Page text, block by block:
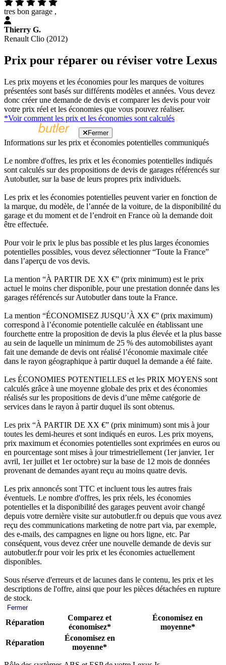
tres bon garage ,
Thierry G.
Renault Clio (2012)
Prix pour réparer ou réviser votre Lexus
Les prix moyens et les économies pour les marques de voitures
présentées sont basés sur différents modèles et années. Vous devez
donc créer une demande de devis et comparer les devis pour voir
votre prix réel et les économies que vous pouvez réaliser.
*Voir comment les prix et les économies sont calculés
Fermer
Informations sur les prix et économies potentielles communiqués
Le nombre d'offres, les prix et les économies potentielles indiqués
sont calculés sur des propositions de devis de garages référencés sur
Autobutler, sur la base de leurs propres prix individuels.
Les prix et les économies potentielles peuvent varier en fonction de
la marque, du modèle, de l’année de la voiture, de la disponibilité du
garage et du moment et de l’endroit en France où la demande doit
être effectuée.
Pour voir le prix le plus bas possible et les plus larges économies
potentielles possibles, vous devez sélectionner “Toute la France”
dans l’aperçu de vos devis.
La mention “À PARTIR DE XX €” (prix minimum) est le prix
actuel le moins cher disponible, pour une prestation donnée dans les
garages référencés sur Autobutler dans toute la France.
La mention “ÉCONOMISEZ JUSQU’À XX €” (prix maximum)
correspond à l’économie potentielle calculée en établissant une
fourchette entre la proposition de devis la plus élevée et la plus basse
au sein de laquelle un minimum de 25 % des automobilistes ayant
fait une demande de devis ont réalisé l’économie maximale citée
dans le rayon géographique à partir duquel la demande a été faite.
Les ÉCONOMIES POTENTIELLES et les PRIX MOYENS sont
calculés grâce à une moyenne globale des prix et des économies
réalisés sur les propositions de devis d’une même catégorie de
services dans le rayon à partir duquel ils sont obtenus.
Les prix “À PARTIR DE XX €” (prix minimum) sont mis à jour
toutes les demi-heures et sont indiqués en euros. Les prix moyens,
prix maximum et économies potentielles sont exprimées en euros ou
en pourcentage sont mises à jour trimestriellement (1er janvier, 1er
avril, 1er juillet et 1er octobre) sur la base de 12 mois de données
provenant de demandes ayant reçu au moins quatre devis.
Les prix annoncés sont TTC et incluent tous les autres frais
éventuels. Le nombre d'offres, les prix réels, les économies
potentielles et la disponibilité des garages peuvent avoir changé
depuis votre dernière visite sur autobutler.fr ou depuis que vous avez
reçu des communications marketing de notre part via, par exemple,
des e-mails, des campagnes en ligne ou hors ligne, etc. Par
conséquent, vous devez créer une nouvelle demande de devis sur
autobutler.fr pour voir les prix et les économies actuellement
disponibles.
Sous réserve d'erreurs et de lacunes dans le contenu, les prix et les
descriptions de l'offre, ainsi que pour les pièces détachées en rupture
de stock.
Fermer
Réparation
Comparez et
économisez*
Économisez en
moyenne*
Réparation
Économisez en
moyenne*